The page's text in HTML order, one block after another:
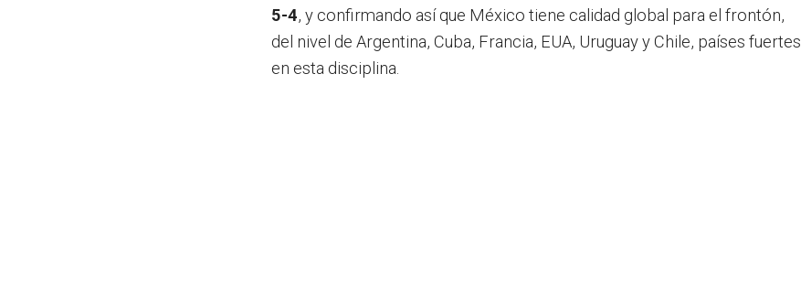
5-4, y confirmando así que México tiene calidad global para el frontón,
del nivel de Argentina, Cuba, Francia, EUA, Uruguay y Chile, países fuertes
en esta disciplina.